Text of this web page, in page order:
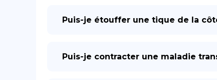
Puis-je étouffer une tique de la
Puis-je contracter une maladie